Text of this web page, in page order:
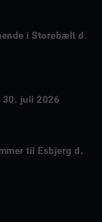
i Storebælt d.
30. juli 2026
til Esbjerg d.